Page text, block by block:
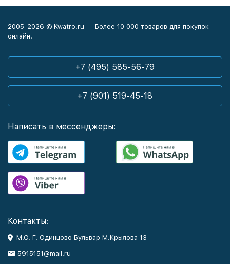
2005-2026 © Kwatro.ru — Более 10 000 товаров для покупок
онлайн!
+7 (495) 585-56-79
+7 (901) 519-45-18
Написать в мессенджеры:
Контакты:
М.О. Г. Одинцово Бульвар М.Крылова 13
5915151@mail.ru